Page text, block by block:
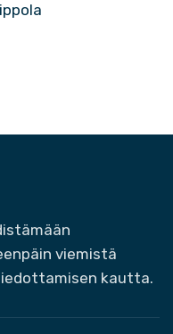
viemistä
kautta.